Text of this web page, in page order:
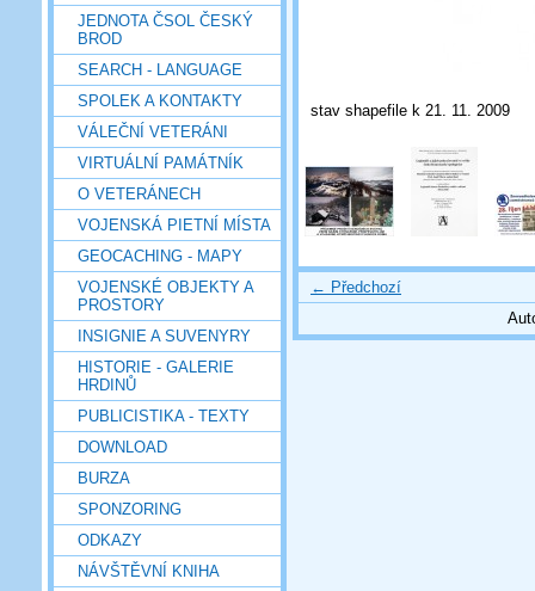
JEDNOTA ČSOL ČESKÝ
BROD
SEARCH - LANGUAGE
SPOLEK A KONTAKTY
VÁLEČNÍ VETERÁNI
VIRTUÁLNÍ PAMÁTNÍK
O VETERÁNECH
VOJENSKÁ PIETNÍ MÍSTA
GEOCACHING - MAPY
VOJENSKÉ OBJEKTY A
PROSTORY
INSIGNIE A SUVENYRY
HISTORIE - GALERIE
HRDINŮ
PUBLICISTIKA - TEXTY
DOWNLOAD
BURZA
SPONZORING
ODKAZY
NÁVŠTĚVNÍ KNIHA
stav shapefile k 21. 11. 2009
← Předchozí